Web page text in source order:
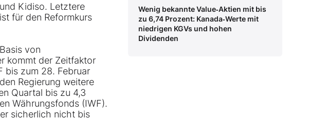
Kidiso. Letztere
für den Reformkurs
von
kommt der Zeitfaktor
bis zum 28. Februar
Regierung weitere
Quartal bis zu 4,3
Währungsfonds (IWF).
sicherlich nicht bis
Wenig bekannte Value‑Aktien mit bis
zu 6,74 Prozent: Kanada‑Werte mit
niedrigen KGVs und hohen
Dividenden